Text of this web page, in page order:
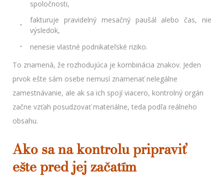
spoločnosti,
fakturuje pravidelný mesačný paušál alebo čas, nie
výsledok,
nenesie vlastné podnikateľské riziko.
To znamená, že rozhodujúca je kombinácia znakov. Jeden
prvok ešte sám osebe nemusí znamenať nelegálne
zamestnávanie, ale ak sa ich spojí viacero, kontrolný orgán
začne vzťah posudzovať materiálne, teda podľa reálneho
obsahu.
Ako sa na kontrolu pripraviť
ešte pred jej začatím